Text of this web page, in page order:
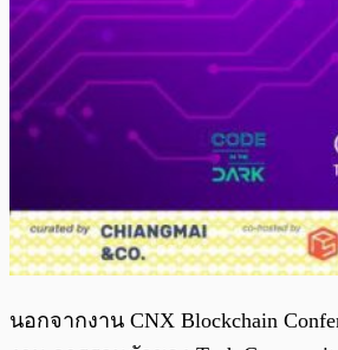
นอกจากงาน CNX Blockchain